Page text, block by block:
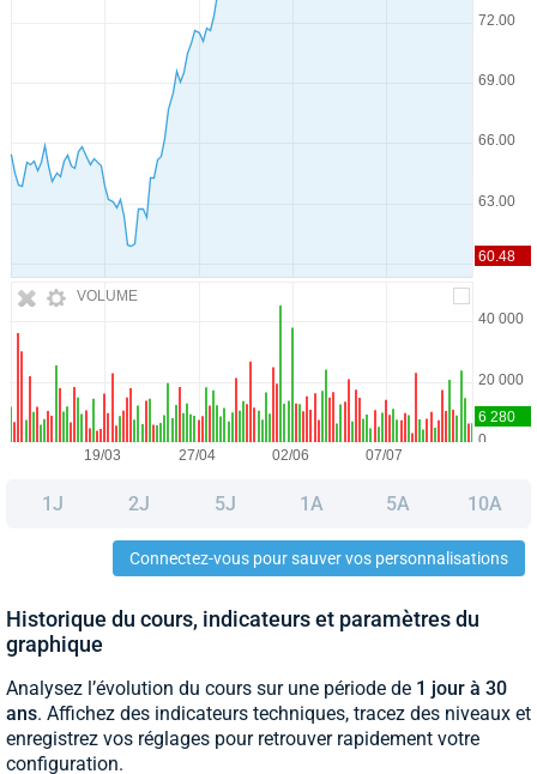
VOLUME
1J 2J 5J 1A 5A 10A
Connectez-vous pour sauver vos personnalisations
Historique du cours, indicateurs et paramètres du
graphique
Analysez l’évolution du cours sur une période de 1 jour à 30
ans. Affichez des indicateurs techniques, tracez des niveaux et
enregistrez vos réglages pour retrouver rapidement votre
configuration.